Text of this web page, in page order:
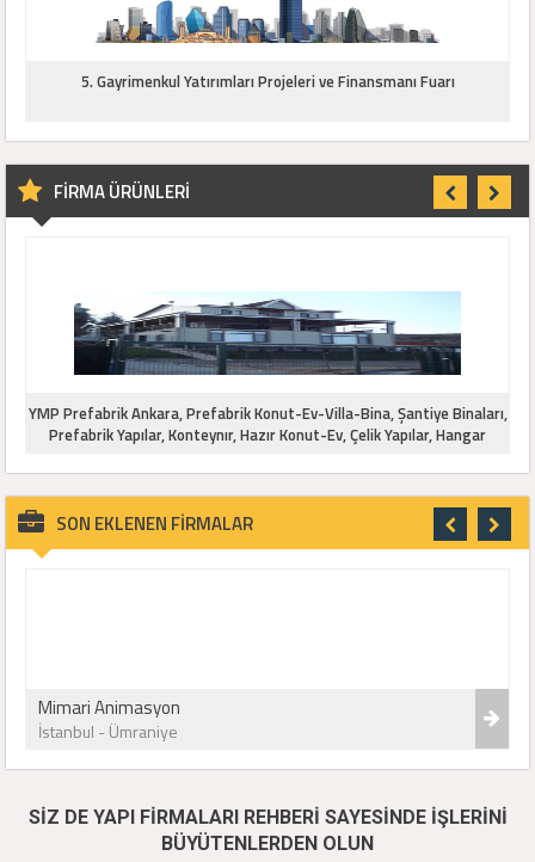
5. Gayrimenkul Yatırımları Projeleri ve Finansmanı Fuarı
FİRMA ÜRÜNLERİ
YMP Prefabrik Ankara, Prefabrik Konut-Ev-Villa-Bina, Şantiye Binaları,
Prefabrik Yapılar, Konteynır, Hazır Konut-Ev, Çelik Yapılar, Hangar
SON EKLENEN FİRMALAR
Mimari Animasyon
İstanbul - Ümraniye
SİZ DE YAPI FİRMALARI REHBERİ SAYESİNDE İŞLERİNİ
BÜYÜTENLERDEN OLUN